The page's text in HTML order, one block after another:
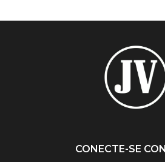
CONECTE-SE